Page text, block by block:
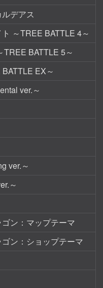
デアス
～TREE BATTLE 4～
TREE BATTLE 5～
EX～
ver.～
ver.～
～
ン：マップテーマ
ン：ショップテーマ